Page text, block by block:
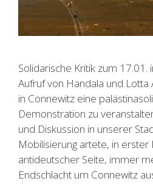
Solidarische Kritik zum 17.01.
Aufruf von Handala und Lotta
in Connewitz eine
Demonstration zu
und Diskussion in unserer
Mobilisierung artete, in erster
antideutscher Seite, immer
Endschlacht um Connewitz